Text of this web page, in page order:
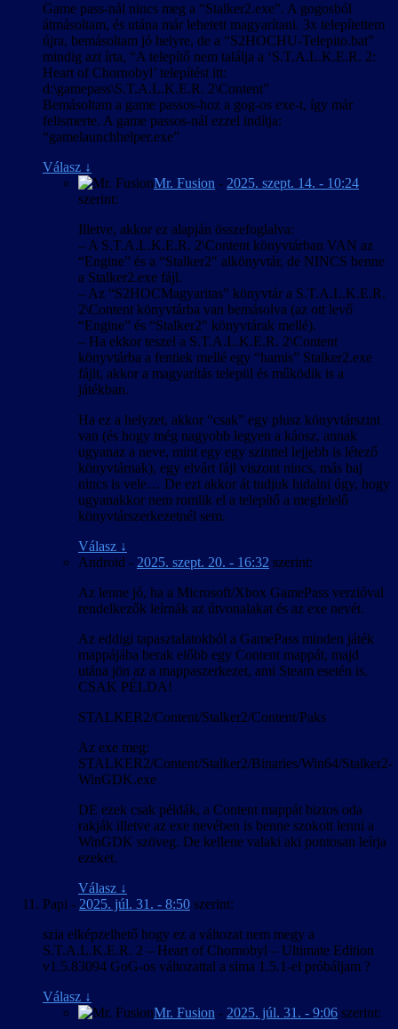
Game pass-nál nincs meg a “Stalker2.exe”. A gogosból
átmásoltam, és utána már lehetett magyarítani. 3x telepítettem
újra, bemásoltam jó helyre, de a “S2HOCHU-Telepito.bat”
mindig azt írta, “A telepítő nem találja a ‘S.T.A.L.K.E.R. 2:
Heart of Chornobyl’ telepítést itt:
d:\gamepass\S.T.A.L.K.E.R. 2\Content”
Bemásoltam a game passos-hoz a gog-os exe-t, így már
felismerte. A game passos-nál ezzel indítja:
“gamelaunchhelper.exe”
Válasz ↓
Mr. Fusion - 2025. szept. 14. - 10:24
szerint:
Illetve, akkor ez alapján összefoglalva:
– A S.T.A.L.K.E.R. 2\Content könyvtárban VAN az
“Engine” és a “Stalker2″ alkönyvtár, de NINCS benne
a Stalker2.exe fájl.
– Az “S2HOCMagyaritas” könyvtár a S.T.A.L.K.E.R.
2\Content könyvtárba van bemásolva (az ott levő
“Engine” és “Stalker2″ könyvtárak mellé).
– Ha ekkor teszel a S.T.A.L.K.E.R. 2\Content
könyvtárba a fentiek mellé egy “hamis” Stalker2.exe
fájlt, akkor a magyarítás települ és működik is a
játékban.
Ha ez a helyzet, akkor “csak” egy plusz könyvtárszint
van (és hogy még nagyobb legyen a káosz, annak
ugyanaz a neve, mint egy egy szinttel lejjebb is létező
könyvtárnak), egy elvárt fájl viszont nincs, más baj
nincs is vele… De ezt akkor át tudjuk hidalni úgy, hogy
ugyanakkor nem romlik el a telepítő a megfelelő
könyvtárszerkezetnél sem.
Válasz ↓
Android - 2025. szept. 20. - 16:32 szerint:
Az lenne jó, ha a Microsoft/Xbox GamePass verzióval
rendelkezők leírnák az útvonalakat és az exe nevét.
Az eddigi tapasztalatokból a GamePass minden játék
mappájába berak előbb egy Content mappát, majd
utána jön az a mappaszerkezet, ami Steam esetén is.
CSAK PÉLDA!
STALKER2/Content/Stalker2/Content/Paks
Az exe meg:
STALKER2/Content/Stalker2/Binaries/Win64/Stalker2-
WinGDK.exe
DE ezek csak példák, a Content mappát biztos oda
rakják illetve az exe nevében is benne szokott lenni a
WinGDK szöveg. De kellene valaki aki pontosan leírja
ezeket.
Válasz ↓
Papi - 2025. júl. 31. - 8:50 szerint:
szia elképzelhető hogy ez a változat nem megy a
S.T.A.L.K.E.R. 2 – Heart of Chornobyl – Ultimate Edition
v1.5.83094 GoG-os változattal a sima 1.5.1-el próbáljam ?
Válasz ↓
Mr. Fusion - 2025. júl. 31. - 9:06 szerint: